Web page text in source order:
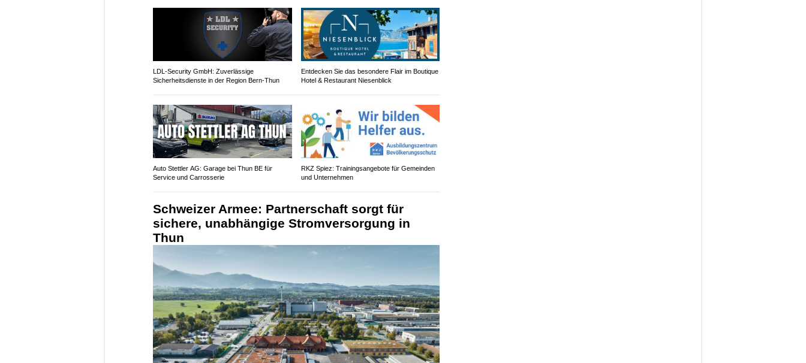
LDL-Security GmbH: Zuverlässige
Sicherheitsdienste in der Region Bern-Thun
Entdecken Sie das besondere Flair im Boutique
Hotel & Restaurant Niesenblick
Auto Stettler AG: Garage bei Thun BE für
Service und Carrosserie
RKZ Spiez: Trainingsangebote für Gemeinden
und Unternehmen
Schweizer Armee: Partnerschaft sorgt für
sichere, unabhängige Stromversorgung in
Thun